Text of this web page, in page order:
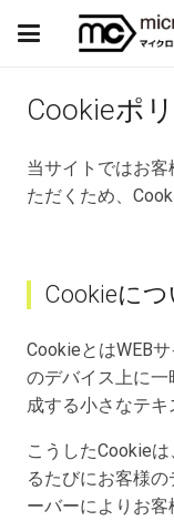
Cookieポ
当サイトではお
ただくため、
Cookieにつ
CookieとはWEB
のデバイス上に一
成する小さなテキ
こうしたCookie
るたびにお客様
ーバーによりお